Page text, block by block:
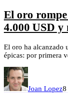
El oro
4.000 USD y
El oro ha alcanzado
épicas: por primera
Joan Lopez8